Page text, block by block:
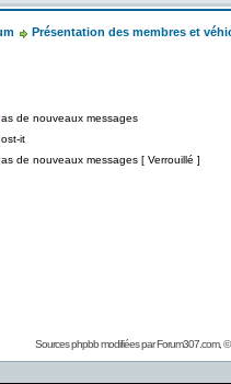
Présentation des membres et
de nouveaux messages
it
de nouveaux messages [ Verrouillé ]
Sources phpbb modifiées parForum307.com, ©